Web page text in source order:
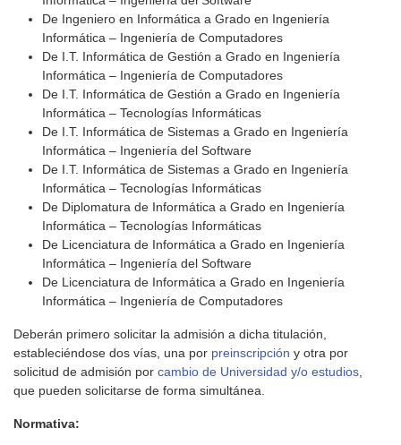
De Ingeniero en Informática a Grado en Ingeniería
Informática – Ingeniería de Computadores
De I.T. Informática de Gestión a Grado en Ingeniería
Informática – Ingeniería de Computadores
De I.T. Informática de Gestión a Grado en Ingeniería
Informática – Tecnologías Informáticas
De I.T. Informática de Sistemas a Grado en Ingeniería
Informática – Ingeniería del Software
De I.T. Informática de Sistemas a Grado en Ingeniería
Informática – Tecnologías Informáticas
De Diplomatura de Informática a Grado en Ingeniería
Informática – Tecnologías Informáticas
De Licenciatura de Informática a Grado en Ingeniería
Informática – Ingeniería del Software
De Licenciatura de Informática a Grado en Ingeniería
Informática – Ingeniería de Computadores
Deberán primero solicitar la admisión a dicha titulación,
estableciéndose dos vías, una por preinscripción y otra por
solicitud de admisión por cambio de Universidad y/o estudios
que pueden solicitarse de forma simultánea.
Normativa: